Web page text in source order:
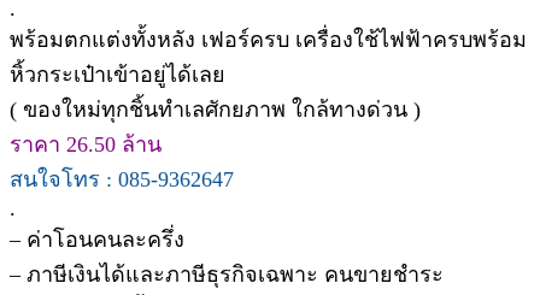
.
พร้อมตกแต่งทั้งหลัง เฟอร์ครบ เครื่องใช้ไฟฟ้าครบพร้อม
หิ้วกระเป๋าเข้าอยู่ได้เลย
( ของใหม่ทุกชิ้นทำเลศักยภาพ ใกล้ทางด่วน )
ราคา 26.50 ล้าน
สนใจโทร : 085-9362647
.
– ค่าโอนคนละครึ่ง
– ภาษีเงินได้และภาษีธุรกิจเฉพาะ คนขายชำระ